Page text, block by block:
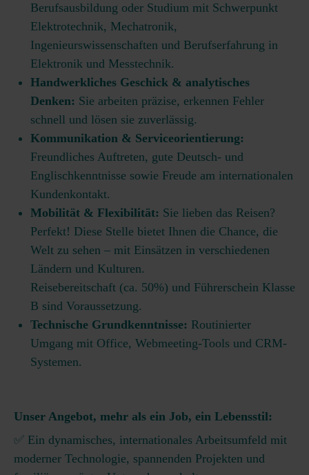
Berufsausbildung oder Studium mit Schwerpunkt
Elektrotechnik, Mechatronik,
Ingenieurswissenschaften und Berufserfahrung in
Elektronik und Messtechnik.
Handwerkliches Geschick & analytisches
Denken: Sie arbeiten präzise, erkennen Fehler
schnell und lösen sie zuverlässig.
Kommunikation & Serviceorientierung:
Freundliches Auftreten, gute Deutsch- und
Englischkenntnisse sowie Freude am internationalen
Kundenkontakt.
Mobilität & Flexibilität: Sie lieben das Reisen?
Perfekt! Diese Stelle bietet Ihnen die Chance, die
Welt zu sehen – mit Einsätzen in verschiedenen
Ländern und Kulturen.
Reisebereitschaft (ca. 50%) und Führerschein Klasse
B sind Voraussetzung.
Technische Grundkenntnisse: Routinierter
Umgang mit Office, Webmeeting-Tools und CRM-
Systemen.
Unser Angebot, mehr als ein Job, ein Lebensstil:
✅ Ein dynamisches, internationales Arbeitsumfeld mit
moderner Technologie, spannenden Projekten und